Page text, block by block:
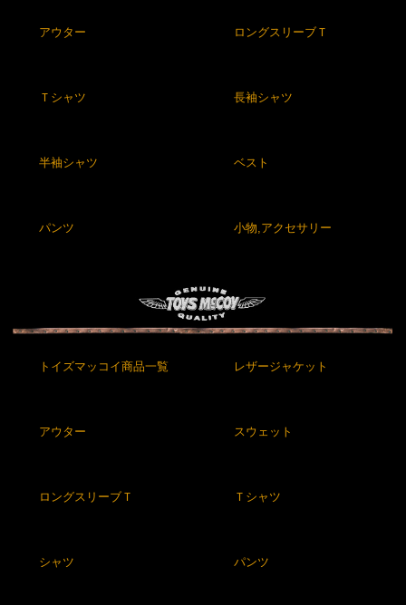
アウター ロングスリーブＴ
Ｔシャツ 長袖シャツ
半袖シャツ ベスト
パンツ 小物,アクセサリー
トイズマッコイ商品一覧 レザージャケット
アウター スウェット
ロングスリーブＴ Ｔシャツ
シャツ パンツ